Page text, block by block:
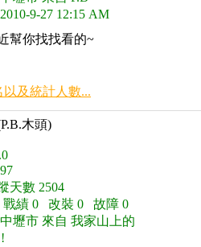
9-27 12:15 AM
幫你找找看的~
及統計人數...
木頭)
天數 2504
績 0 改裝 0 故障 0
壢市 來自 我家山上的